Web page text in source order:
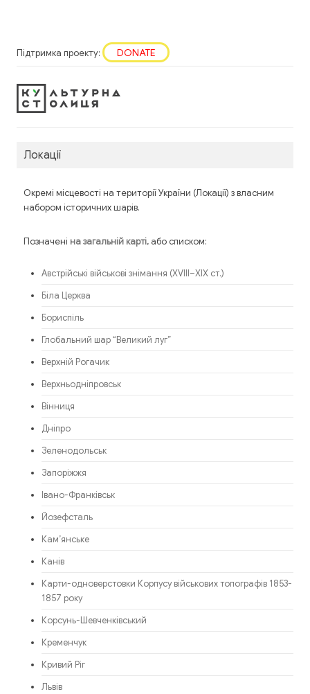
Підтримка проекту: DONATE
Локації
Окремі місцевості на території України (Локації) з власним
набором історичних шарів.
Позначені на загальній карті, або списком:
Австрійські військові знімання (XVIII–XIX ст.)
Біла Церква
Бориспіль
Глобальний шар “Великий луг”
Верхній Рогачик
Верхньодніпровськ
Вінниця
Дніпро
Зеленодольськ
Запоріжжя
Івано-Франківськ
Йозефсталь
Кам’янське
Канів
Карти-одноверстовки Корпусу військових топографів 1853-
1857 року
Корсунь-Шевченківський
Кременчук
Кривий Ріг
Львів